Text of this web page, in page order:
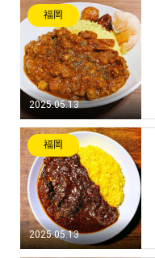
2025.05.13
福岡
2025.05.13
福岡